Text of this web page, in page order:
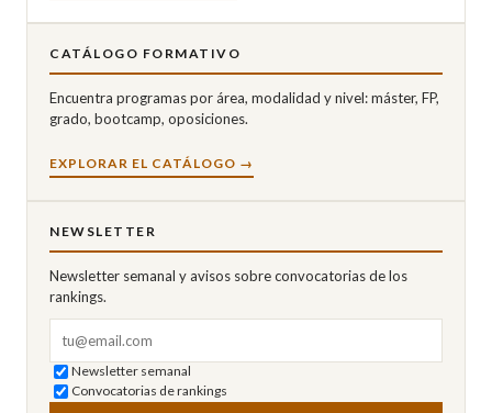
CATÁLOGO FORMATIVO
Encuentra programas por área, modalidad y nivel: máster, FP,
grado, bootcamp, oposiciones.
EXPLORAR EL CATÁLOGO →
NEWSLETTER
Newsletter semanal y avisos sobre convocatorias de los
rankings.
Newsletter semanal
Convocatorias de rankings